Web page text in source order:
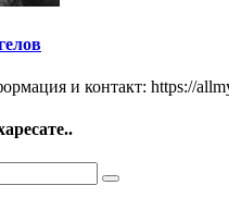
и контакт: https://